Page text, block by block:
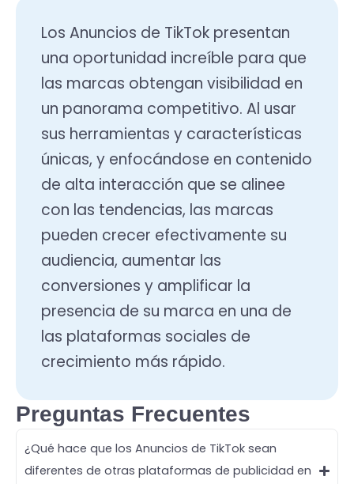
Los Anuncios de TikTok presentan
una oportunidad increíble para que
las marcas obtengan visibilidad en
un panorama competitivo. Al usar
sus herramientas y características
únicas, y enfocándose en contenido
de alta interacción que se alinee
con las tendencias, las marcas
pueden crecer efectivamente su
audiencia, aumentar las
conversiones y amplificar la
presencia de su marca en una de
las plataformas sociales de
crecimiento más rápido.
Preguntas Frecuentes
¿Qué hace que los Anuncios de TikTok sean
diferentes de otras plataformas de publicidad en